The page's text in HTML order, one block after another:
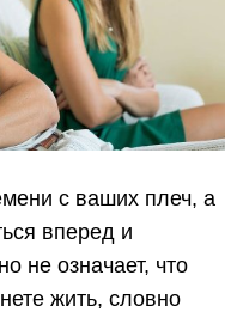
с ваших плеч, а
вперед и
не означает, что
жить, словно